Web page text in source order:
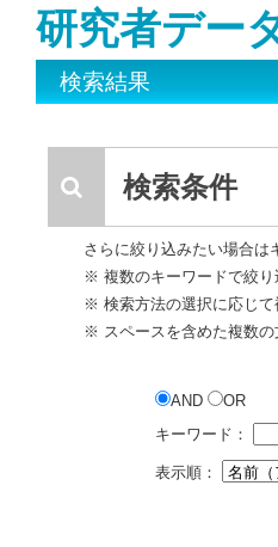
研究者デー
検索結果
検索条件
さらに絞り込みたい場合は
※ 複数のキーワードで絞
※ 検索方法の選択に応じ
※ スペースを含めた複数の
AND
OR
キーワード：
表示順：